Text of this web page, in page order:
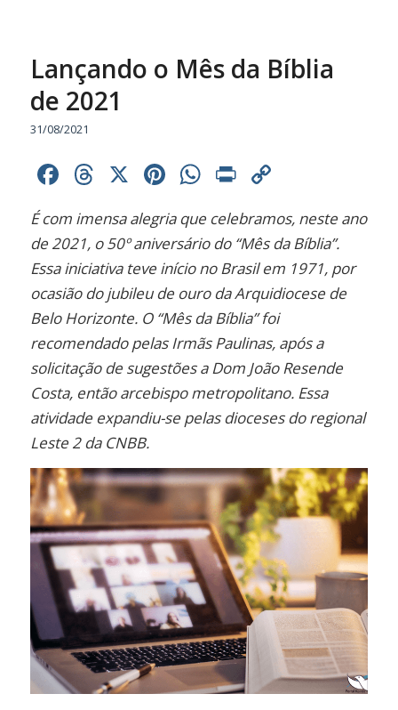
Lançando o Mês da Bíblia
de 2021
31/08/2021
Facebook
Threads
X Pinterest
WhatsApp
Print
É com imensa alegria que celebramos, neste ano
de 2021, o 50º aniversário do “Mês da Bíblia”.
Essa iniciativa teve início no Brasil em 1971, por
ocasião do jubileu de ouro da Arquidiocese de
Belo Horizonte. O “Mês da Bíblia” foi
recomendado pelas Irmãs Paulinas, após a
solicitação de sugestões a Dom João Resende
Costa, então arcebispo metropolitano. Essa
atividade expandiu-se pelas dioceses do regional
Leste 2 da CNBB.